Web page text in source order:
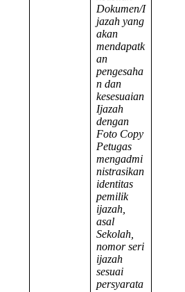
Dokumen/I
jazah yang
akan
mendapatk
an
pengesaha
n dan
kesesuaian
Ijazah
dengan
Foto Copy
Petugas
mengadmi
nistrasikan
identitas
pemilik
ijazah,
asal
Sekolah,
nomor seri
ijazah
sesuai
persyarata